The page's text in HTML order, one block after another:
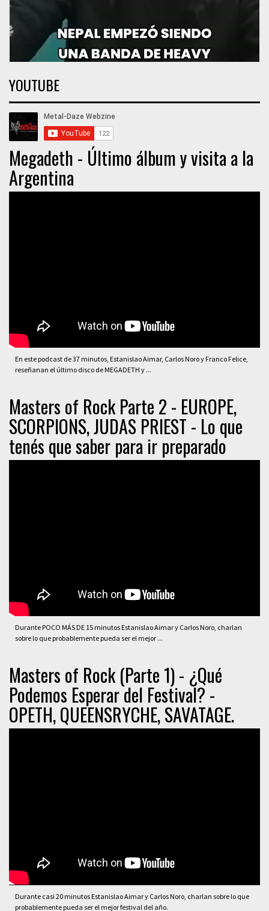
YOUTUBE
Megadeth - Último álbum y visita a la
Argentina
En este podcast de 37 minutos, Estanislao Aimar, Carlos Noro y Franco Felice,
reseñanan el último disco de MEGADETH y ...
Masters of Rock Parte 2 - EUROPE,
SCORPIONS, JUDAS PRIEST - Lo que
tenés que saber para ir preparado
Durante POCO MÁS DE 15 minutos Estanislao Aimar y Carlos Noro, charlan
sobre lo que probablemente pueda ser el mejor ...
Masters of Rock (Parte 1) - ¿Qué
Podemos Esperar del Festival? -
OPETH, QUEENSRYCHE, SAVATAGE.
Durante casi 20 minutos Estanislao Aimar y Carlos Noro, charlan sobre lo que
probablemente pueda ser el mejor festival del año.